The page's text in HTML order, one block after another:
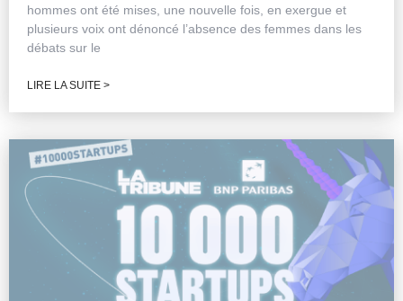
hommes ont été mises, une nouvelle fois, en exergue et
plusieurs voix ont dénoncé l’absence des femmes dans les
débats sur le
LIRE LA SUITE >